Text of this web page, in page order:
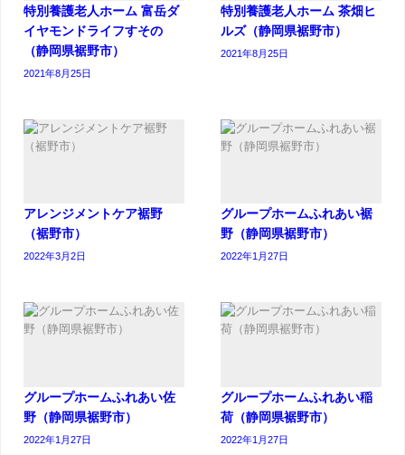
特別養護老人ホーム 富岳ダ
イヤモンドライフすその
（静岡県裾野市）
2021年8月25日
特別養護老人ホーム 茶畑ヒ
ルズ（静岡県裾野市）
2021年8月25日
アレンジメントケア裾野
（裾野市）
2022年3月2日
グループホームふれあい裾
野（静岡県裾野市）
2022年1月27日
グループホームふれあい佐
野（静岡県裾野市）
2022年1月27日
グループホームふれあい稲
荷（静岡県裾野市）
2022年1月27日